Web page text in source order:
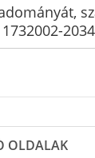
OLDALAK